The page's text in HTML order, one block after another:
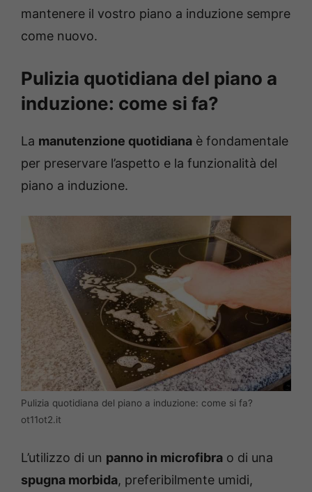
mantenere il vostro piano a induzione sempre
come nuovo.
Pulizia quotidiana del piano a
induzione: come si fa?
La manutenzione quotidiana è fondamentale
per preservare l’aspetto e la funzionalità del
piano a induzione.
Pulizia quotidiana del piano a induzione: come si fa?
ot11ot2.it
L’utilizzo di un panno in microfibra o di una
spugna morbida, preferibilmente umidi,